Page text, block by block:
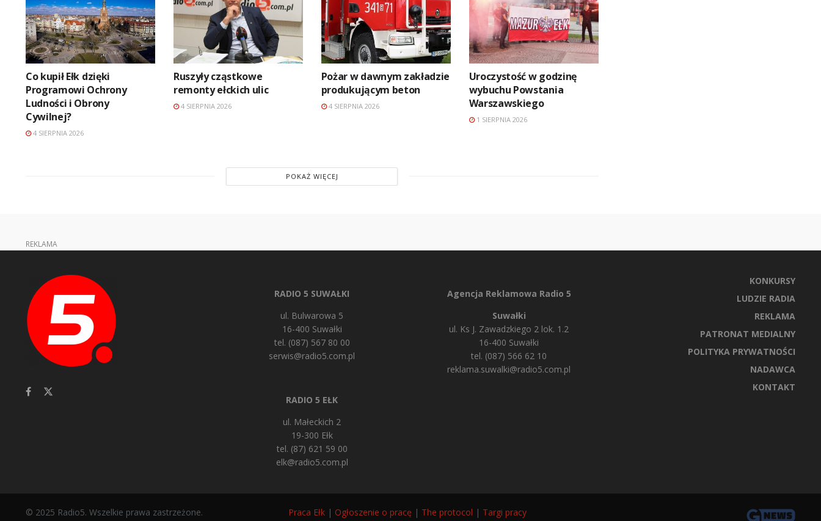
Co kupił Ełk dzięki
Programowi Ochrony
Ludności i Obrony
Cywilnej?
4 SIERPNIA 2026
Ruszyły cząstkowe
remonty ełckich ulic
4 SIERPNIA 2026
Pożar w dawnym zakładzie
produkującym beton
4 SIERPNIA 2026
Uroczystość w godzinę
wybuchu Powstania
Warszawskiego
1 SIERPNIA 2026
POKAŻ WIĘCEJ
REKLAMA
RADIO 5 SUWAŁKI
ul. Bulwarowa 5
16-400 Suwałki
tel. (087) 567 80 00
serwis@radio5.com.pl
RADIO 5 EŁK
ul. Małeckich 2
19-300 Ełk
tel. (87) 621 59 00
elk@radio5.com.pl
Agencja Reklamowa Radio 5
Suwałki
ul. Ks J. Zawadzkiego 2 lok. 1.2
16-400 Suwałki
tel. (087) 566 62 10
reklama.suwalki@radio5.com.pl
KONKURSY
LUDZIE RADIA
REKLAMA
PATRONAT MEDIALNY
POLITYKA PRYWATNOŚCI
NADAWCA
KONTAKT
© 2025 Radio5. Wszelkie prawa zastrzeżone. Praca Ełk | Ogłoszenie o pracę | The protocol | Targi pracy